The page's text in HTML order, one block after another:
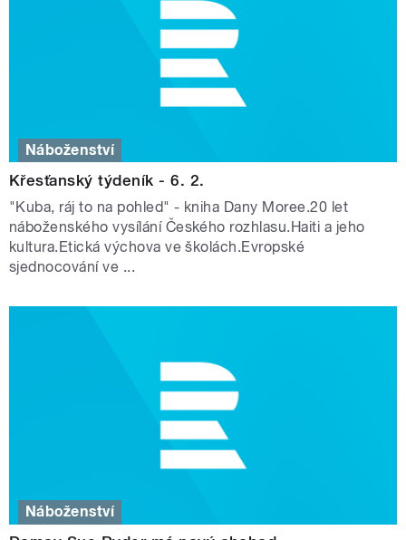
Náboženství
Křesťanský týdeník - 6. 2.
"Kuba, ráj to na pohled" - kniha Dany Moree.20 let
náboženského vysílání Českého rozhlasu.Haiti a jeho
kultura.Etická výchova ve školách.Evropské
sjednocování ve ...
Náboženství